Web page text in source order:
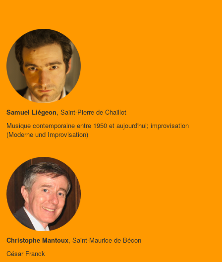
Samuel Liégeon, Saint-Pierre de Chaillot
Musique contemporaine entre 1950 et aujourd'hui; improvisation
(Moderne und Improvisation)
Christophe Mantoux, Saint-Maurice de Bécon
César Franck